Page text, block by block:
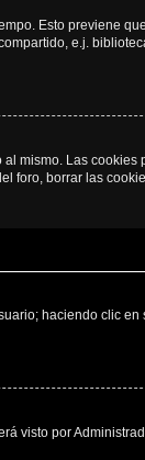
Esto previene
e.j.
mismo. Las cookies
foro, borrar las
haciendo clic
visto por